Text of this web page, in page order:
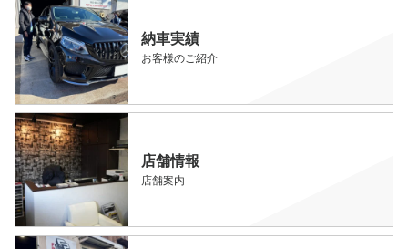
納車実績
お客様のご紹介
店舗情報
店舗案内